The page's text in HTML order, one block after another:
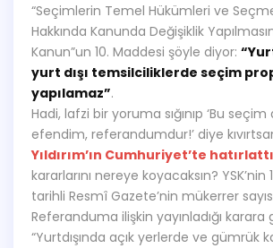
“Seçimlerin Temel Hükümleri ve
Hakkında Kanunda Değişiklik
Kanun”un 10. Maddesi şöyle diyor:
yurt dışı temsilciliklerde seçim
yapılamaz”.
Hadi, lafzi bir yoruma sığınıp ‘Bu
efendim, referandumdur!’ diye
Yıldırım’ın Cumhuriyet’te
kararlarını nereye koyacaksın? YSK’nin
tarihli Resmî Gazete’nin mükerrer
Referanduma ilişkin yayınladığı karara
“Yurtdışında açık yerlerde ve gümrük